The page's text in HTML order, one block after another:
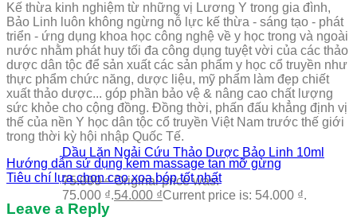
Dầu Lăn Ngải Cứu Thảo Dược Bảo Linh 10ml
75.000₫ Original price was:
75.000 ₫.54.000 ₫Current price is: 54.000 ₫.
Kế thừa kinh nghiệm từ những vị Lương Y trong gia đình,
Bảo Linh luôn không ngừng nỗ lực kế thừa - sáng tạo - phát
triển - ứng dụng khoa học công nghệ về y học trong và ngoài
nước nhằm phát huy tối đa công dụng tuyệt vời của các thảo
dược dân tộc để sản xuất các sản phẩm y học cổ truyền như
thực phẩm chức năng, dược liệu, mỹ phẩm làm đẹp chiết
xuất thảo dược... góp phần bảo vệ & nâng cao chất lượng
sức khỏe cho cộng đồng. Đồng thời, phấn đấu khẳng định vị
thế của nền Y học dân tộc cổ truyền Việt Nam trước thế giới
trong thời kỳ hội nhập Quốc Tế.
Hướng dẫn sử dụng kem massage tan mỡ gừng
Tiêu chí lựa chọn cao xoa bóp tốt nhất
Leave a Reply